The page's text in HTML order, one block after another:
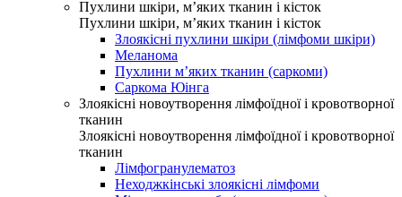
Пухлини шкіри, м’яких тканин і кісток
Пухлини шкіри, м’яких тканин і кісток
Злоякісні пухлини шкіри (лімфоми шкіри)
Меланома
Пухлини м’яких тканин (саркоми)
Саркома Юінга
Злоякісні новоутворення лімфоїдної і кровотворної
тканин
Злоякісні новоутворення лімфоїдної і кровотворної
тканин
Лімфогранулематоз
Неходжкінські злоякісні лімфоми